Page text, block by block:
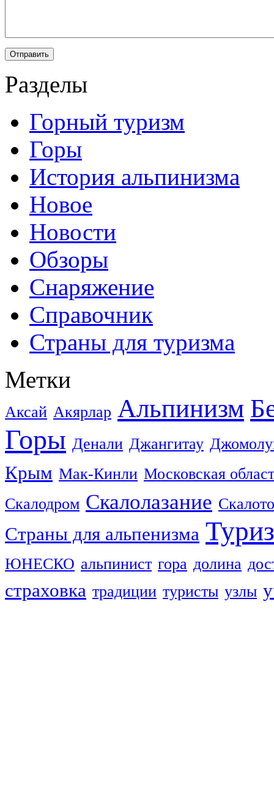
Разделы
Горный туризм
Горы
История альпинизма
Новое
Новости
Обзоры
Снаряжение
Справочник
Страны для туризма
Метки
Аксай Акярлар Альпинизм
Горы Денали Джангитау
Крым Мак-Кинли Московская
Скалодром Скалолазание
Страны для альпенизма
ЮНЕСКО альпинист гора долина
страховка традиции туристы узлы